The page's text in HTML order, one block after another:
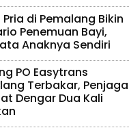
di Pemalang Bikin
Penemuan Bayi,
Anaknya Sendiri
PO Easytrans
Terbakar, Penjaga
Dengar Dua Kali